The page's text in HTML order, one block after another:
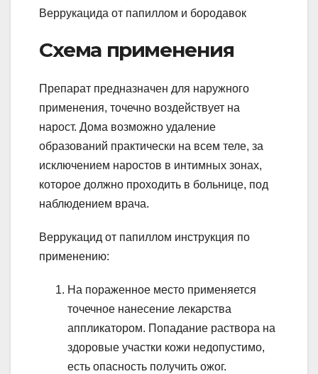
Схема применения
Препарат предназначен для наружного
применения, точечно воздействует на
нарост. Дома возможно удаление
образований практически на всем теле, за
исключением наростов в интимных зонах,
которое должно проходить в больнице, под
наблюдением врача.
Веррукацид от папиллом инструкция по
применению:
На пораженное место применяется
точечное нанесение лекарства
аппликатором. Попадание раствора на
здоровые участки кожи недопустимо,
есть опасность получить ожог.